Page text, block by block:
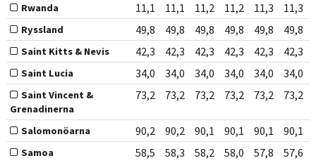
Rwanda 11,1 11,1 11,2 11,2 11,3 11,3
Ryssland 49,8 49,8 49,8 49,8 49,8 49,8
Saint Kitts & Nevis 42,3 42,3 42,3 42,3 42,3 42,3
Saint Lucia 34,0 34,0 34,0 34,0 34,0 34,0
Saint Vincent &
Grenadinerna
73,2 73,2 73,2 73,2 73,2 73,2
Salomonöarna 90,2 90,2 90,1 90,1 90,1 90,1
Samoa 58,5 58,3 58,2 58,0 57,8 57,6